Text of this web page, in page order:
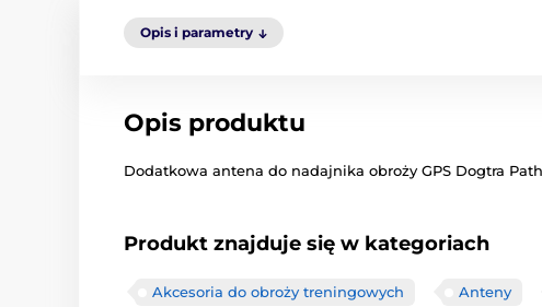
Opis i parametry
Opis produktu
Dodatkowa antena do nadajnika obroży GPS Dogtra
Produkt znajduje się w kategoriach
Akcesoria do obroży treningowych Anteny